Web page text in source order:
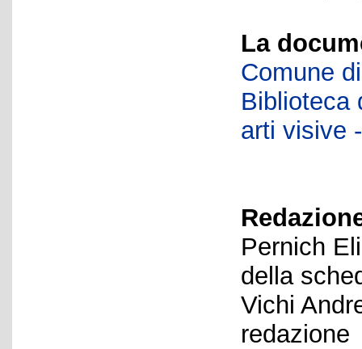
La
Comune
Biblioteca
arti visive
Pernich
della
Vichi
redazione